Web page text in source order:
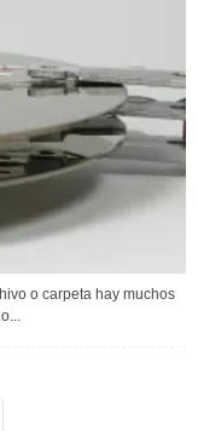
o carpeta hay muchos